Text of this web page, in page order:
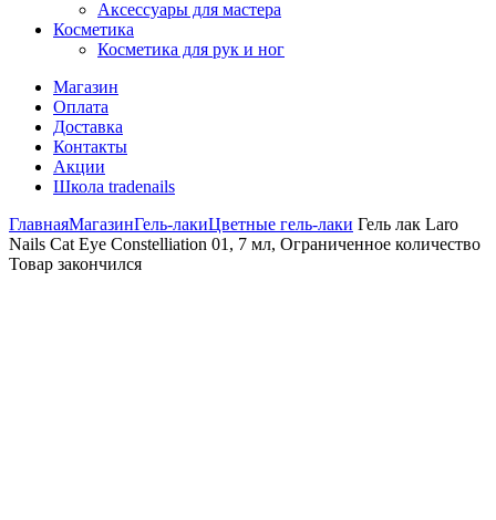
Аксессуары для мастера
Косметика
Косметика для рук и ног
Магазин
Оплата
Доставка
Контакты
Акции
Школа tradenails
ГлавнаяМагазинГель-лакиЦветные гель-лаки Гель лак Laro
Nails Cat Eye Constelliation 01, 7 мл, Ограниченное количество
Товар закончился